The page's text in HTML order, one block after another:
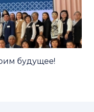
будущее!